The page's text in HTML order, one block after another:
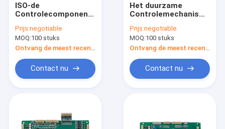
ISO-de
Controlecomponenten
Goedkeuringsmotie,
Eenvoudig Type 6
Ascontrolemechanisme
Prijs:negotiable
MOQ:100 stuks
Contact nu
Het duurzame
Controlemechanisme
regelt 4 Asstepper
Prijs:negotiable
MOQ:100 stuks
Contact nu